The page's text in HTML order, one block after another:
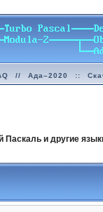
// Ада–2020 ::
Паскаль и другие